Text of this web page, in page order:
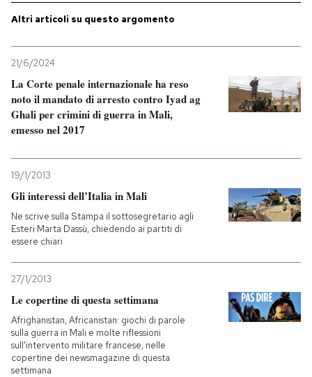
I MIEI PREFERITI
SHOP
CALENDARIO
AREA PERSONALE
Altri articoli su questo argomento
21/6/2024
La Corte penale internazionale ha reso
noto il mandato di arresto contro Iyad ag
Ghali per crimini di guerra in Mali,
emesso nel 2017
19/1/2013
Gli interessi dell’Italia in Mali
Ne scrive sulla Stampa il sottosegretario agli
Esteri Marta Dassù, chiedendo ai partiti di
essere chiari
27/1/2013
Le copertine di questa settimana
Afrighanistan, Africanistan: giochi di parole
sulla guerra in Mali e molte riflessioni
sull'intervento militare francese, nelle
copertine dei newsmagazine di questa
settimana